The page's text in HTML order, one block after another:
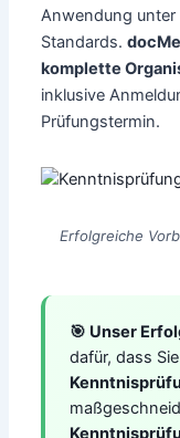
Anwendung
Standards.
komplette
inklusive
Prüfungstermin.
Erfolgreiche
🎯 Unser
dafür, dass